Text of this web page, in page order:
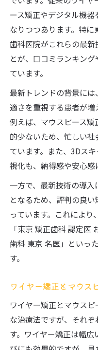
ース矯正やデジタル機
なりつつあります。特
歯科医院がこれらの最
とが、口コミランキン
ています。
最新トレンドの背景に
適さを重視する患者が増
例えば、マウスピース
的少ないため、忙しい
ています。また、3Dス
視化も、納得感や安心感
一方で、最新技術の導
となるため、評判の良
っています。これにより
「東京 矯正歯科 認定医
歯科 東京 名医」といっ
す。
ワイヤー矯正とマウス
ワイヤー矯正とマウス
な治療法ですが、それ
す。ワイヤー矯正は幅